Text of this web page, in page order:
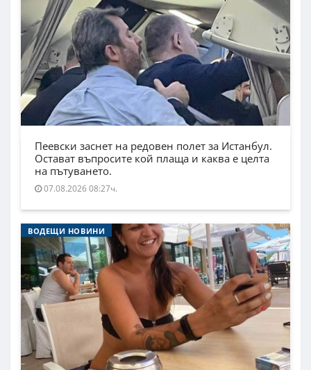
Пеевски заснет на редовен полет за Истанбул.
Остават въпросите кой плаща и каква е целта
на пътуването.
07.08.2026 08:27ч.
ВОДЕЩИ НОВИНИ